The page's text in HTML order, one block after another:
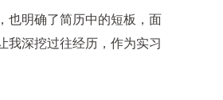
也明确了简历中的短板，面
我深挖过往经历，作为实习